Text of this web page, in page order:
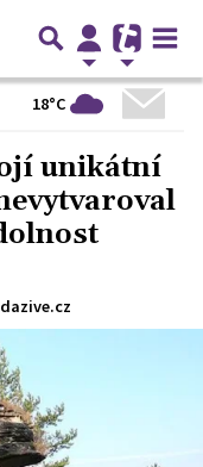
18°C
unikátní